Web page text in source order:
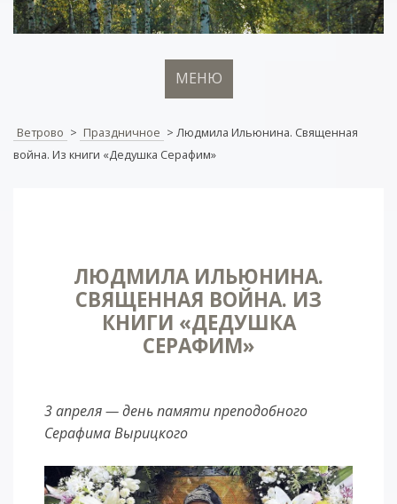
МЕНЮ
Ветрово > Праздничное > Людмила Ильюнина. Священная
война. Из книги «Дедушка Серафим»
ЛЮДМИЛА ИЛЬЮНИНА.
СВЯЩЕННАЯ ВОЙНА. ИЗ
КНИГИ «ДЕДУШКА
СЕРАФИМ»
3 апреля — день памяти преподобного
Серафима Вырицкого